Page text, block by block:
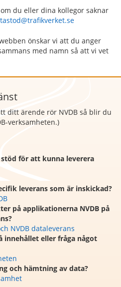
du eller dina kollegor saknar
önskar vi att du anger
med namn så att vi vet
ditt ärende rör NVDB så blir du
verksamheten.)
för att kunna leverera
leverans som är inskickad?
på applikationerna NVDB på
NVDB dataleverans
innehållet eller fråga något
och hämtning av data?